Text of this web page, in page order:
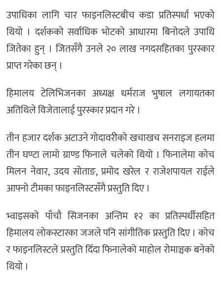
उपाधिका लागि चार फाइनलिस्टबीच कडा प्रतिस्पर्धा भएको
थियो । दर्शकको सर्वाधिक भोटको आधारमा बिनोदले उपाधि
जितेका हुन् । जितसँगै उनले २० लाख नगदसहितका पुरस्कार
प्राप्त गरेका छन् ।
हिमालय टेलिभिजनका अध्यक्ष धर्मराज भुषाल लगायतका
अतिथिले विजेतालाई पुरस्कार प्रदान गरे ।
तीन हजार दर्शक अटाउने गोदावरीको खचाखच सनराइज हलमा
तीन घण्टा लामो ग्राण्ड फिनाले चलेको थियो । फिनालेमा कोच
मिलन नेवार, उदय सोताङ, प्रमोद खरेल र राजेशपायल राईले
आफ्नो टीमका फाइनलिस्टसँगै प्रस्तुति दिए ।
भ्वाइसको पाँचौ सिजनका अन्तिम १२ का प्रतिस्पर्धीसहित
हिमालय लोकस्टारका जजले पनि सांगीतिक प्रस्तुति दिए । कोच
र फाइनलिस्टले प्रस्तुति दिँदा फिनालेको माहोल रोमाञ्चक बनेको
थियो ।